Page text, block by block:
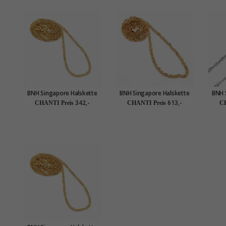
BNH Singapore Halskette
aus 14 Karat Gold 42 cm x
CHANTI Preis 342,-
BNH Singapore Halskette
aus 14 Karat Gold 38 cm x
CHANTI Preis 613,-
aus